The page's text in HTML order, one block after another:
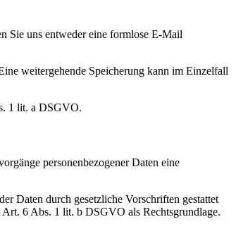
Sie uns entweder eine formlose E-Mail
weitergehende Speicherung kann im Einzelfall
1 lit. a DSGVO.
personenbezogener Daten eine
Daten durch gesetzliche Vorschriften gestattet
Art. 6 Abs. 1 lit. b DSGVO als Rechtsgrundlage.